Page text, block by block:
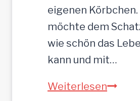
eigenen
möchte dem
wie schön das
kann und mit…
WeiterlesenZ